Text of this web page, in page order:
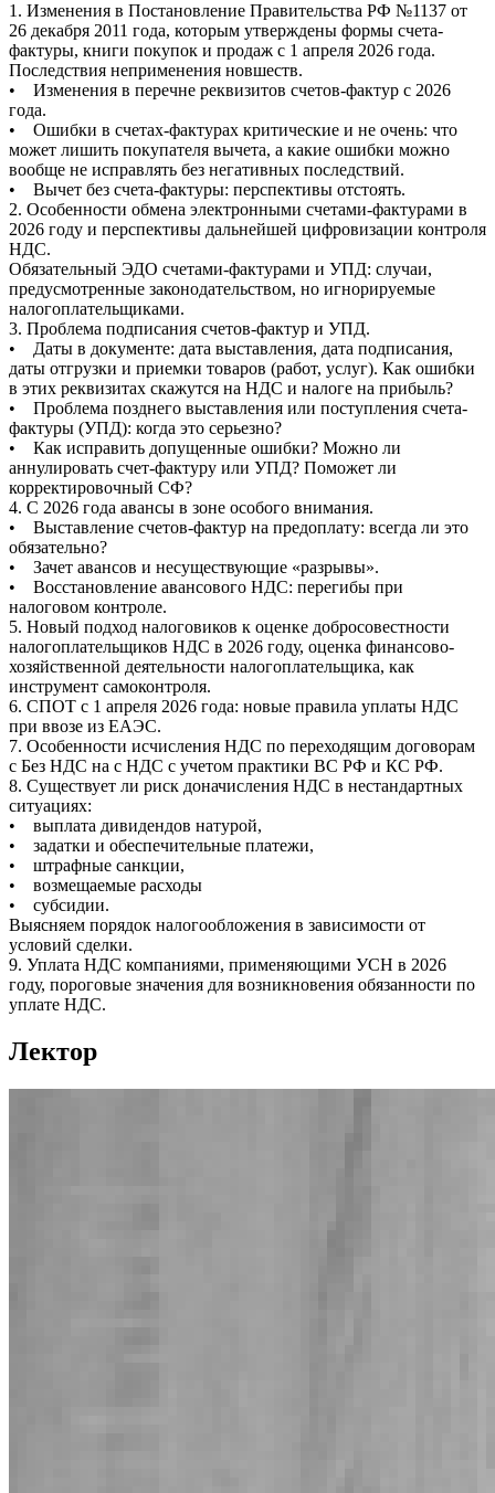
1. Изменения в Постановление Правительства РФ №1137 от
26 декабря 2011 года, которым утверждены формы счета-
фактуры, книги покупок и продаж с 1 апреля 2026 года.
Последствия неприменения новшеств.
• Изменения в перечне реквизитов счетов-фактур с 2026
года.
• Ошибки в счетах-фактурах критические и не очень: что
может лишить покупателя вычета, а какие ошибки можно
вообще не исправлять без негативных последствий.
• Вычет без счета-фактуры: перспективы отстоять.
2. Особенности обмена электронными счетами-фактурами в
2026 году и перспективы дальнейшей цифровизации контроля
НДС.
Обязательный ЭДО счетами-фактурами и УПД: случаи,
предусмотренные законодательством, но игнорируемые
налогоплательщиками.
3. Проблема подписания счетов-фактур и УПД.
• Даты в документе: дата выставления, дата подписания,
даты отгрузки и приемки товаров (работ, услуг). Как ошибки
в этих реквизитах скажутся на НДС и налоге на прибыль?
• Проблема позднего выставления или поступления счета-
фактуры (УПД): когда это серьезно?
• Как исправить допущенные ошибки? Можно ли
аннулировать счет-фактуру или УПД? Поможет ли
корректировочный СФ?
4. С 2026 года авансы в зоне особого внимания.
• Выставление счетов-фактур на предоплату: всегда ли это
обязательно?
• Зачет авансов и несуществующие «разрывы».
• Восстановление авансового НДС: перегибы при
налоговом контроле.
5. Новый подход налоговиков к оценке добросовестности
налогоплательщиков НДС в 2026 году, оценка финансово-
хозяйственной деятельности налогоплательщика, как
инструмент самоконтроля.
6. СПОТ с 1 апреля 2026 года: новые правила уплаты НДС
при ввозе из ЕАЭС.
7. Особенности исчисления НДС по переходящим договорам
с Без НДС на с НДС с учетом практики ВС РФ и КС РФ.
8. Существует ли риск доначисления НДС в нестандартных
ситуациях:
• выплата дивидендов натурой,
• задатки и обеспечительные платежи,
• штрафные санкции,
• возмещаемые расходы
• субсидии.
Выясняем порядок налогообложения в зависимости от
условий сделки.
9. Уплата НДС компаниями, применяющими УСН в 2026
году, пороговые значения для возникновения обязанности по
уплате НДС.
Лектор